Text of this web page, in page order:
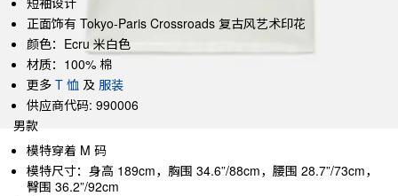
正面饰有 Tokyo-Paris Crossroads 复古风艺术印花
颜色：Ecru 米白色
材质：100% 棉
更多 T 恤 及 服装
供应商代码: 990006
男款
模特穿着 M 码
模特尺寸：身高 189cm，胸围 34.6”/88cm，腰围 28.7”/73cm，
臀围 36.2”/92cm